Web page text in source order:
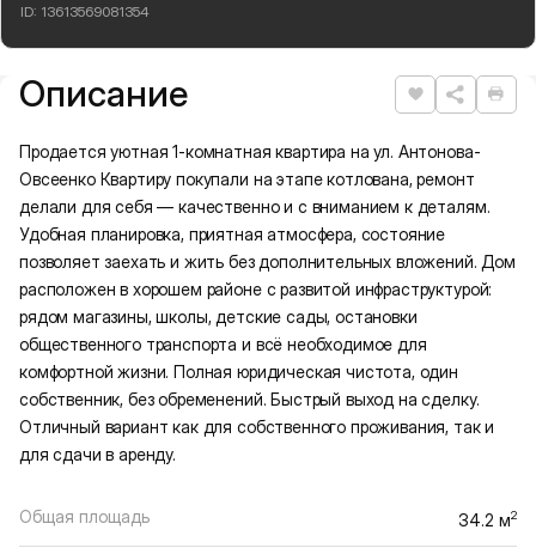
ID: 13613569081354
Подробная информация
Описание Нравится
Продается уютная 1-комнатная квартира на ул. Антонова-
Овсеенко Квартиру покупали на этапе котлована, ремонт
делали для себя — качественно и с вниманием к деталям.
Удобная планировка, приятная атмосфера, состояние
позволяет заехать и жить без дополнительных вложений. Дом
расположен в хорошем районе с развитой инфраструктурой:
рядом магазины, школы, детские сады, остановки
общественного транспорта и всё необходимое для
комфортной жизни. Полная юридическая чистота, один
собственник, без обременений. Быстрый выход на сделку.
Отличный вариант как для собственного проживания, так и
для сдачи в аренду.
Общая площадь 34.2 м2